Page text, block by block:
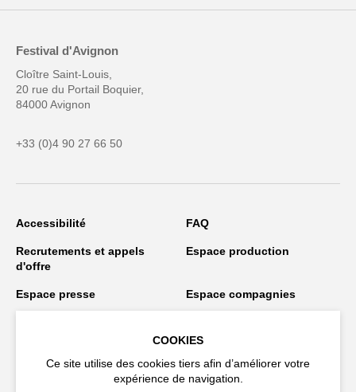
Festival d'Avignon
Cloître Saint-Louis,
20 rue du Portail Boquier,
84000 Avignon
+33 (0)4 90 27 66 50
Accessibilité FAQ
Recrutements et appels
d'offre
Espace production
Espace presse Espace compagnies
téléchargements
Crédits
Protection des données
personnelles
COOKIES
Ce site utilise des cookies tiers afin d’améliorer votre
expérience de navigation.